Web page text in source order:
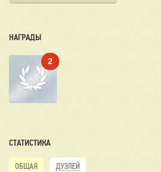
НАГРАДЫ
2
СТАТИСТИКА
ОБЩАЯ ДУЭЛЕЙ